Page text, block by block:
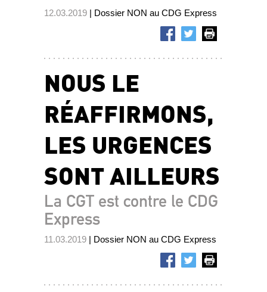
12.03.2019 | Dossier NON au CDG Express
NOUS LE
RÉAFFIRMONS,
LES URGENCES
SONT AILLEURS
La CGT est contre le CDG
Express
11.03.2019 | Dossier NON au CDG Express